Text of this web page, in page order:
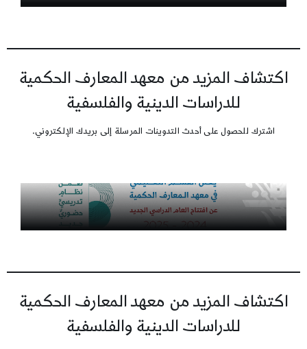
اكتشاف المزيد من معهد المعارف الحكمية
للدراسات الدينية والفلسفية
اشترك للحصول على أحدث التدوينات المرسلة إلى بريدك الإلكتروني.
اكتشاف المزيد من معهد المعارف الحكمية
للدراسات الدينية والفلسفية